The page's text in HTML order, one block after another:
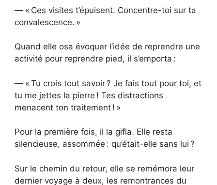
— « Ces visites t’épuisent. Concentre-toi sur ta
convalescence. »
Quand elle osa évoquer l’idée de reprendre une
activité pour reprendre pied, il s’emporta :
— « Tu crois tout savoir ? Je fais tout pour toi, et
tu me jettes la pierre ! Tes distractions
menacent ton traitement ! »
Pour la première fois, il la gifla. Elle resta
silencieuse, assommée : qu’était-elle sans lui ?
Sur le chemin du retour, elle se remémora leur
dernier voyage à deux, les remontrances du